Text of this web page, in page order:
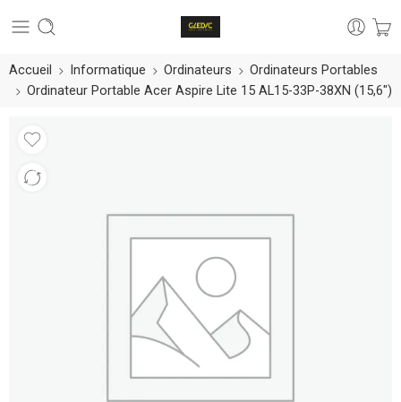
Accueil Informatique Ordinateurs
Ordinateurs Portables
Ordinateur Portable Acer Aspire Lite 15 AL15-33P-38XN (15,6″)